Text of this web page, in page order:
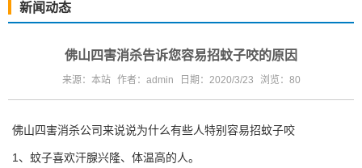
新闻动态
佛山四害消杀告诉您容易招蚊子咬的原因
来源：本站 作者：admin 日期：2020/3/23 浏览： 80
佛山四害消杀公司来说说为什么有些人特别容易招蚊子咬
1、蚊子喜欢汗腺兴隆、体温高的人。